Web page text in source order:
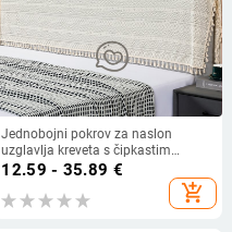
Jednobojni pokrov za naslon
uzglavlja kreveta s čipkastim
rubom - jednostavan modern dizajn
12.59 - 35.89 €
add_shopping_cart